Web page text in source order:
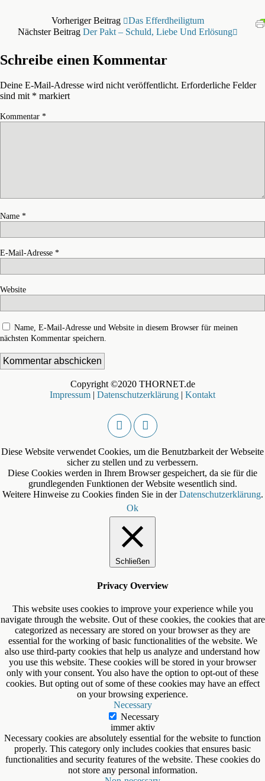
Vorheriger Beitrag
Das Efferdheiligtum
Nächster Beitrag Der Pakt – Schuld, Liebe Und Erlösung
Schreibe einen Kommentar
Deine E-Mail-Adresse wird nicht veröffentlicht. Erforderliche Felder
sind mit * markiert
Kommentar *
Name *
E-Mail-Adresse *
Website
Name, E-Mail-Adresse und Website in diesem Browser für meinen
nächsten Kommentar speichern.
Copyright ©2020 THORNET.de
Impressum | Datenschutzerklärung | Kontakt
Diese Website verwendet Cookies, um die Benutzbarkeit der Webseite
sicher zu stellen und zu verbessern.
Diese Cookies werden in Ihrem Browser gespeichert, da sie für die
grundlegenden Funktionen der Website wesentlich sind.
Weitere Hinweise zu Cookies finden Sie in derDatenschutzerklärung.
Ok
Schließen
Privacy Overview
This website uses cookies to improve your experience while you
navigate through the website. Out of these cookies, the cookies that are
categorized as necessary are stored on your browser as they are
essential for the working of basic functionalities of the website. We
also use third-party cookies that help us analyze and understand how
you use this website. These cookies will be stored in your browser
only with your consent. You also have the option to opt-out of these
cookies. But opting out of some of these cookies may have an effect
on your browsing experience.
Necessary
Necessary
immer aktiv
Necessary cookies are absolutely essential for the website to function
properly. This category only includes cookies that ensures basic
functionalities and security features of the website. These cookies do
not store any personal information.